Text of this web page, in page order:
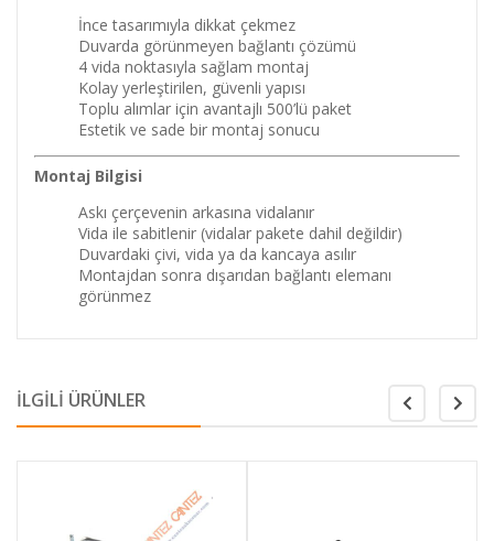
İnce tasarımıyla dikkat çekmez
Duvarda görünmeyen bağlantı çözümü
4 vida noktasıyla sağlam montaj
Kolay yerleştirilen, güvenli yapısı
Toplu alımlar için avantajlı 500’lü paket
Estetik ve sade bir montaj sonucu
Montaj Bilgisi
Askı çerçevenin arkasına vidalanır
Vida ile sabitlenir (vidalar pakete dahil değildir)
Duvardaki çivi, vida ya da kancaya asılır
Montajdan sonra dışarıdan bağlantı elemanı
görünmez
İLGİLİ ÜRÜNLER